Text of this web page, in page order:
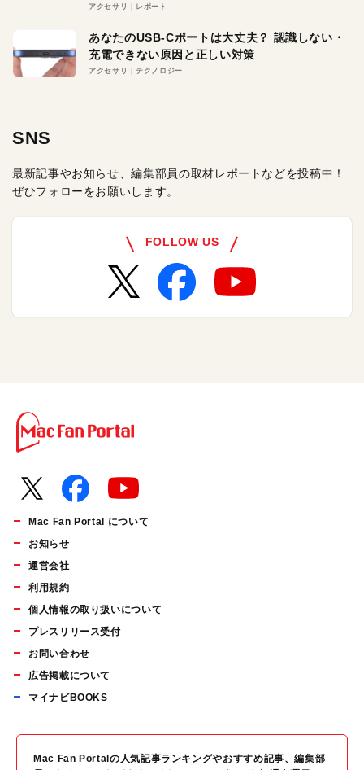
アクセサリ レポート
あなたのUSB-Cポートは大丈夫？ 認識しない・
充電できない原因と正しい対策
アクセサリ テクノロジー
SNS
最新記事やお知らせ、編集部員の取材レポートなどを投稿中！
ぜひフォローをお願いします。
FOLLOW US
Mac Fan Portal について
お知らせ
運営会社
利用規約
個人情報の取り扱いについて
プレスリリース受付
お問い合わせ
広告掲載について
マイナビBOOKS
Mac Fan Portalの人気記事ランキングやおすすめ記事、編集部